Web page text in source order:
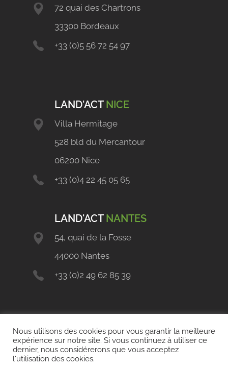
72 quai des Chartrons
33300 Bordeaux
+33 (0)5 56 72 54 97
LAND'ACT NICE
Villa Hermitage
528 bld du Mercantour
06200 Nice
+33 (0)4 22 45 05 65
LAND'ACT NANTES
54, quai de la Fosse
44000 Nantes
+33 (0)2 49 62 85 39
Copyright 2021 © Land'Act
Nous utilisons des cookies pour vous garantir la meilleure
expérience sur notre site. Si vous continuez à utiliser ce
dernier, nous considérerons que vous acceptez
l'utilisation des cookies.